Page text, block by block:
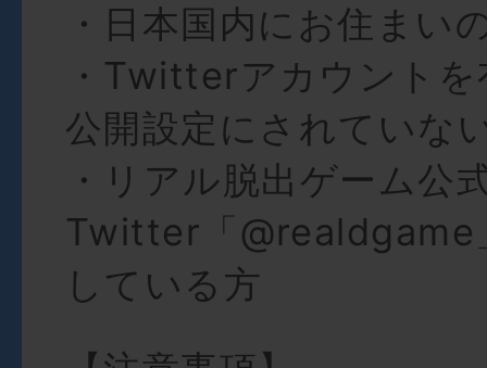
・日本国内にお住まい
・Twitterアカウント
公開設定にされていな
・リアル脱出ゲーム公
Twitter「@realdgame
している方